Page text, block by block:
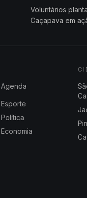
Voluntários
Caçapava em
Agenda
Esporte
Política
Economia